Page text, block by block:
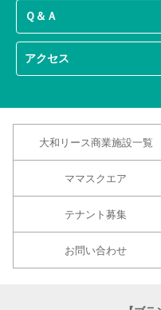
Ｑ＆Ａ
アクセス
大和リース商業施設一覧
ママスクエア
テナント募集
お問い合わせ